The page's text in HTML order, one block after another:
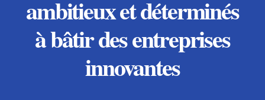
ambitieux et déterminés
à bâtir des entreprises
innovantes